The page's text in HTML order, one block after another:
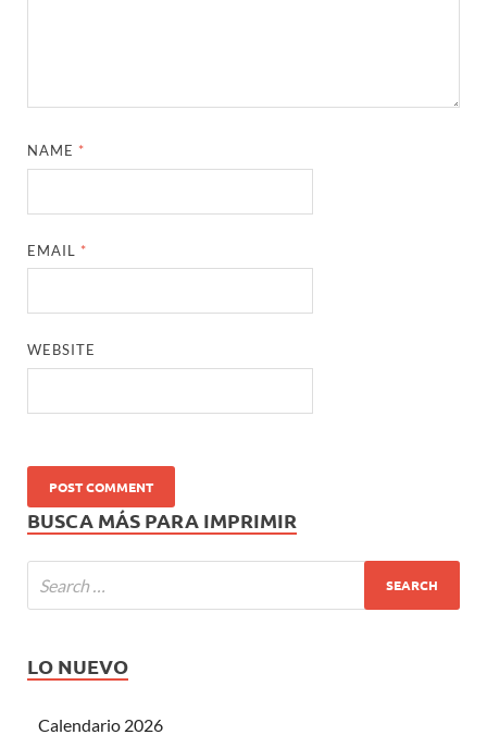
NAME *
EMAIL *
WEBSITE
BUSCA MÁS PARA IMPRIMIR
LO NUEVO
Calendario 2026